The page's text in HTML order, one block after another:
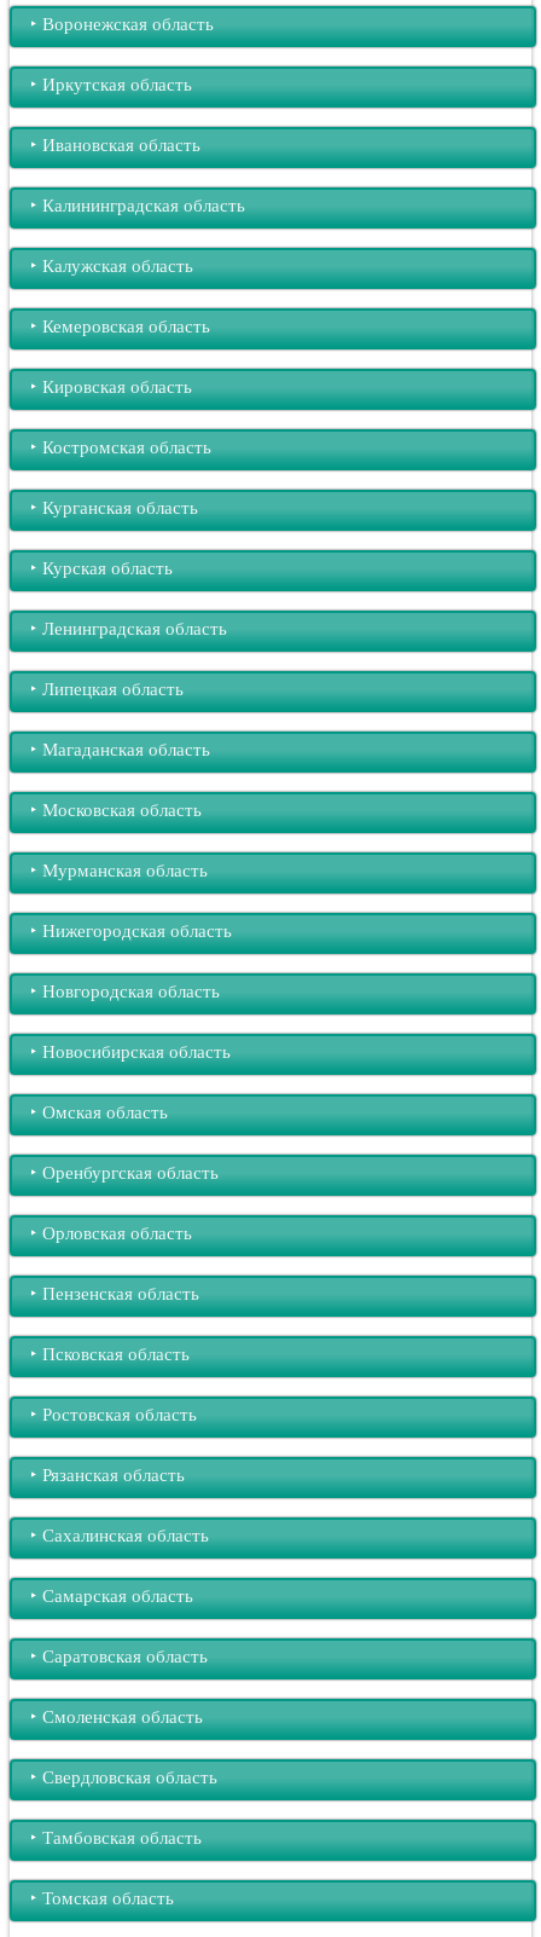
‣︎ Воронежская область
‣︎ Иркутская область
‣︎ Ивановская область
‣︎ Калининградская область
‣︎ Калужская область
‣︎ Кемеровская область
‣︎ Кировская область
‣︎ Костромская область
‣︎ Курганская область
‣︎ Курская область
‣︎ Ленинградская область
‣︎ Липецкая область
‣︎ Магаданская область
‣︎ Московская область
‣︎ Мурманская область
‣︎ Нижегородская область
‣︎ Новгородская область
‣︎ Новосибирская область
‣︎ Омская область
‣︎ Оренбургская область
‣︎ Орловская область
‣︎ Пензенская область
‣︎ Псковская область
‣︎ Ростовская область
‣︎ Рязанская область
‣︎ Сахалинская область
‣︎ Самарская область
‣︎ Саратовская область
‣︎ Смоленская область
‣︎ Свердловская область
‣︎ Тамбовская область
‣︎ Томская область